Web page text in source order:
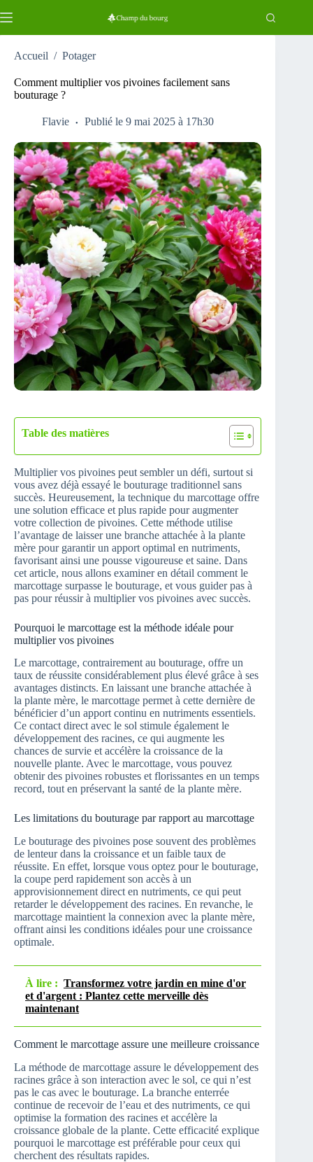
au
Accueil / Potager
Comment multiplier vos pivoines facilement sans
bouturage ?
Flavie Publié le 9 mai 2025 à 17h30
Table des matières
Multiplier vos pivoines peut sembler un défi, surtout si
vous avez déjà essayé le bouturage traditionnel sans
succès. Heureusement, la technique du marcottage offre
une solution efficace et plus rapide pour augmenter
votre collection de pivoines. Cette méthode utilise
l’avantage de laisser une branche attachée à la plante
mère pour garantir un apport optimal en nutriments,
favorisant ainsi une pousse vigoureuse et saine. Dans
cet article, nous allons examiner en détail comment le
marcottage surpasse le bouturage, et vous guider pas à
pas pour réussir à multiplier vos pivoines avec succès.
Pourquoi le marcottage est la méthode idéale pour
multiplier vos pivoines
Le marcottage, contrairement au bouturage, offre un
taux de réussite considérablement plus élevé grâce à ses
avantages distincts. En laissant une branche attachée à
la plante mère, le marcottage permet à cette dernière de
bénéficier d’un apport continu en nutriments essentiels.
Ce contact direct avec le sol stimule également le
développement des racines, ce qui augmente les
chances de survie et accélère la croissance de la
nouvelle plante. Avec le marcottage, vous pouvez
obtenir des pivoines robustes et florissantes en un temps
record, tout en préservant la santé de la plante mère.
Les limitations du bouturage par rapport au marcottage
Le bouturage des pivoines pose souvent des problèmes
de lenteur dans la croissance et un faible taux de
réussite. En effet, lorsque vous optez pour le bouturage,
la coupe perd rapidement son accès à un
approvisionnement direct en nutriments, ce qui peut
retarder le développement des racines. En revanche, le
marcottage maintient la connexion avec la plante mère,
offrant ainsi les conditions idéales pour une croissance
optimale.
À lire : Transformez votre jardin en mine d'or
et d'argent : Plantez cette merveille dès
maintenant
Comment le marcottage assure une meilleure croissance
La méthode de marcottage assure le développement des
racines grâce à son interaction avec le sol, ce qui n’est
pas le cas avec le bouturage. La branche enterrée
continue de recevoir de l’eau et des nutriments, ce qui
optimise la formation des racines et accélère la
croissance globale de la plante. Cette efficacité explique
pourquoi le marcottage est préférable pour ceux qui
cherchent des résultats rapides.